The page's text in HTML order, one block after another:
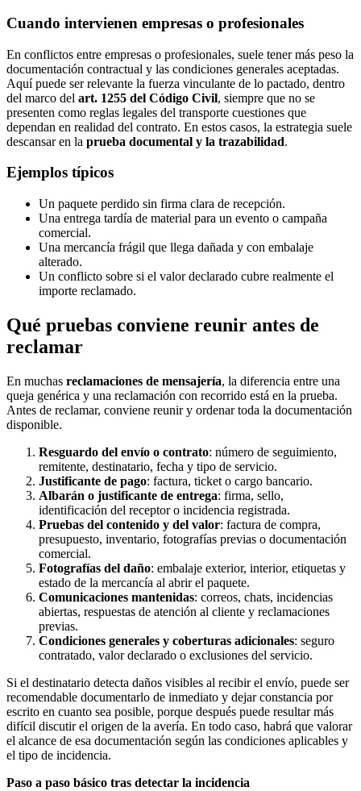
Cuando intervienen empresas o profesionales
En conflictos entre empresas o profesionales, suele tener más peso la
documentación contractual y las condiciones generales aceptadas.
Aquí puede ser relevante la fuerza vinculante de lo pactado, dentro
del marco del art. 1255 del Código Civil, siempre que no se
presenten como reglas legales del transporte cuestiones que
dependan en realidad del contrato. En estos casos, la estrategia suele
descansar en la prueba documental y la trazabilidad.
Ejemplos típicos
Un paquete perdido sin firma clara de recepción.
Una entrega tardía de material para un evento o campaña
comercial.
Una mercancía frágil que llega dañada y con embalaje
alterado.
Un conflicto sobre si el valor declarado cubre realmente el
importe reclamado.
Qué pruebas conviene reunir antes de
reclamar
En muchas reclamaciones de mensajería, la diferencia entre una
queja genérica y una reclamación con recorrido está en la prueba.
Antes de reclamar, conviene reunir y ordenar toda la documentación
disponible.
Resguardo del envío o contrato: número de seguimiento,
remitente, destinatario, fecha y tipo de servicio.
Justificante de pago: factura, ticket o cargo bancario.
Albarán o justificante de entrega: firma, sello,
identificación del receptor o incidencia registrada.
Pruebas del contenido y del valor: factura de compra,
presupuesto, inventario, fotografías previas o documentación
comercial.
Fotografías del daño: embalaje exterior, interior, etiquetas y
estado de la mercancía al abrir el paquete.
Comunicaciones mantenidas: correos, chats, incidencias
abiertas, respuestas de atención al cliente y reclamaciones
previas.
Condiciones generales y coberturas adicionales: seguro
contratado, valor declarado o exclusiones del servicio.
Si el destinatario detecta daños visibles al recibir el envío, puede ser
recomendable documentarlo de inmediato y dejar constancia por
escrito en cuanto sea posible, porque después puede resultar más
difícil discutir el origen de la avería. En todo caso, habrá que valorar
el alcance de esa documentación según las condiciones aplicables y
el tipo de incidencia.
Paso a paso básico tras detectar la incidencia